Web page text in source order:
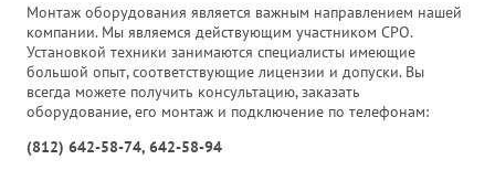
Монтаж оборудования является важным направлением нашей
компании. Мы являемся действующим участником СРО.
Установкой техники занимаются специалисты имеющие
большой опыт, соответствующие лицензии и допуски. Вы
всегда можете получить консультацию, заказать
оборудование, его монтаж и подключение по телефонам:
(812) 642-58-74, 642-58-94